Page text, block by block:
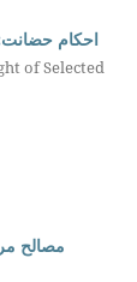
احکام
of Selected
مصالح